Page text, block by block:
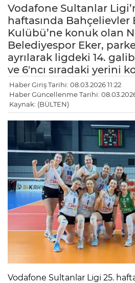
Vodafone Sultanlar
haftasında Bahçelievler
Kulübü’ne konuk olan
Belediyespor Eker,
ayrılarak ligdeki 14.
ve 6'ncı sıradaki yerini
Haber Giriş Tarihi: 08.03.2026 11:22
Haber Güncellenme Tarihi:
Kaynak: (BÜLTEN)
Vodafone Sultanlar Ligi 25.